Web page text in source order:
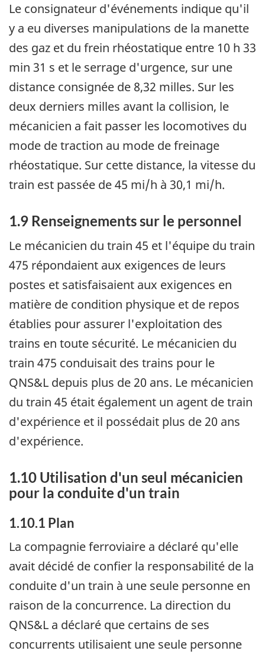
Le consignateur d'événements indique qu'il
y a eu diverses manipulations de la manette
des gaz et du frein rhéostatique entre 10 h 33
min 31 s et le serrage d'urgence, sur une
distance consignée de 8,32 milles. Sur les
deux derniers milles avant la collision, le
mécanicien a fait passer les locomotives du
mode de traction au mode de freinage
rhéostatique. Sur cette distance, la vitesse du
train est passée de 45 mi/h à 30,1 mi/h.
1.9 Renseignements sur le personnel
Le mécanicien du train 45 et l'équipe du train
475 répondaient aux exigences de leurs
postes et satisfaisaient aux exigences en
matière de condition physique et de repos
établies pour assurer l'exploitation des
trains en toute sécurité. Le mécanicien du
train 475 conduisait des trains pour le
QNS&L depuis plus de 20 ans. Le mécanicien
du train 45 était également un agent de train
d'expérience et il possédait plus de 20 ans
d'expérience.
1.10 Utilisation d'un seul mécanicien
pour la conduite d'un train
1.10.1 Plan
La compagnie ferroviaire a déclaré qu'elle
avait décidé de confier la responsabilité de la
conduite d'un train à une seule personne en
raison de la concurrence. La direction du
QNS&L a déclaré que certains de ses
concurrents utilisaient une seule personne